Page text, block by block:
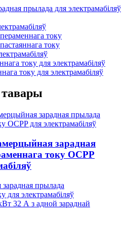
прылада для электрамабіляў
току
току
току для электрамабіляў
току для электрамабіляў
зарадная
току OCPP